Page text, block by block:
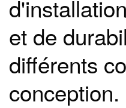
et de
différents
conception.